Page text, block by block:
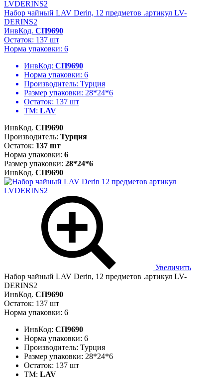
Набор чайный LAV Derin, 12 предметов .артикул LV-
DERINS2
ИнвКод. СП9690
Остаток: 137 шт
Норма упаковки: 6
ИнвКод: СП9690
Норма упаковки: 6
Производитель: Турция
Размер упаковки: 28*24*6
Остаток: 137 шт
ТМ: LAV
ИнвКод. СП9690
Производитель: Турция
Остаток: 137 шт
Норма упаковки: 6
Размер упаковки: 28*24*6
ИнвКод. СП9690
Увеличить
Набор чайный LAV Derin, 12 предметов .артикул LV-
DERINS2
ИнвКод. СП9690
Остаток: 137 шт
Норма упаковки: 6
ИнвКод: СП9690
Норма упаковки: 6
Производитель: Турция
Размер упаковки: 28*24*6
Остаток: 137 шт
ТМ: LAV